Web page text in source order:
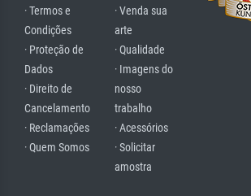
· Termos e
Condições
· Proteção de
Dados
· Direito de
Cancelamento
· Reclamações
· Quem Somos
· Venda sua
arte
· Qualidade
· Imagens do
nosso
trabalho
· Acessórios
· Solicitar
amostra